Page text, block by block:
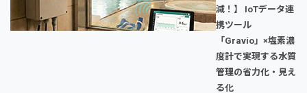
減！】 IoTデータ連
携ツール
「Gravio」×塩素濃
度計で実現する水質
管理の省力化・見え
る化